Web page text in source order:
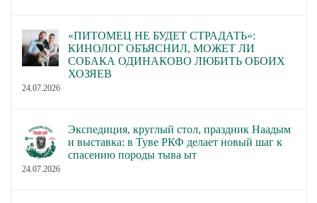
«ПИТОМЕЦ НЕ БУДЕТ СТРАДАТЬ»:
КИНОЛОГ ОБЪЯСНИЛ, МОЖЕТ ЛИ
СОБАКА ОДИНАКОВО ЛЮБИТЬ ОБОИХ
ХОЗЯЕВ
24.07.2026
Экспедиция, круглый стол, праздник Наадым
и выставка: в Туве РКФ делает новый шаг к
спасению породы тыва ыт
24.07.2026